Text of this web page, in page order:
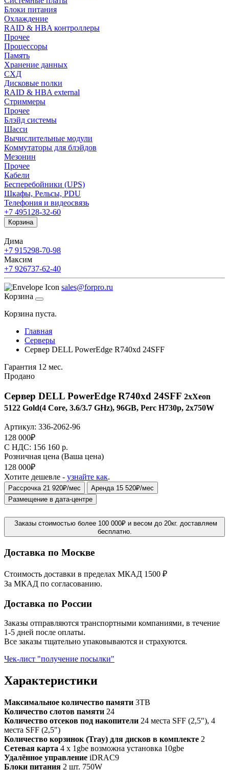
Блоки питания
Охлаждение
RAID & HBA контроллеры
Прочее
Процессоры
Память
Хранение данных
СХД
Дисковые полки
RAID & HBA external
Стриммеры
Прочее
Блэйд системы
Шасси
Вычислительные модули
Коммутаторы для блэйдов
Мезонин
Прочее
Кабели
Бесперебойники (UPS)
Шкафы, Рельсы, PDU
Телефония и видеосвязь
+7 495128-32-60
Корзина
Дима
+7 915298-70-98
Максим
+7 926737-62-40
sales@forpro.ru
Корзина
Корзина пуста.
Главная
Серверы
Сервер DELL PowerEdge R740xd 24SFF
Гарантия 12 мес.
Продано
Сервер DELL PowerEdge R740xd 24SFF 2xXeon
5122 Gold(4 Core, 3.6/3.7 GHz), 96GB, Perc H730p, 2x750W
Артикул: 336-2062-96
128 000₽
C НДС: 156 160 р.
Розничная цена (Ваша цена)
128 000₽
Хотите дешевле - узнайте как.
Рассрочка 21 920₽/мес
Аренда 15 520₽/мес
Размещение в дата-центре
Заказы стоимостью более 100 000₽ и весом до 20кг. доставляем
бесплатно.
Доставка по Москве
Стоимость доставки в пределах МКАД 1500 ₽
За МКАД по согласованию.
Доставка по России
Заказы отправляются транспортными компаниями, в течение
1-5 дней после оплаты.
Все заказы тщательно упаковываются и страхуются.
Чек-лист "получение посылки"
Характеристики
Максимальное количество памяти 3TB
Количество слотов памяти 24
Количество отсеков под накопители 24 места SFF (2,5"), 4
места SFF (2,5")
Количество корзинок (Tray) для дисков в комплекте 2
Сетевая карта 4 x 1gbe возможна установка 10gbe
Удалённое управление iDRAC9
Блоки питания 2 шт. 750W